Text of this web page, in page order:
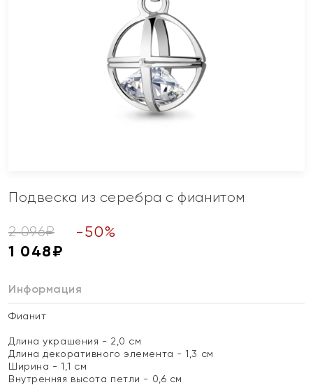
Подвеска из серебра с фианитом
2 096₽ -50%
1 048₽
Информация
Фианит
Длина украшения - 2,0 см
Длина декоративного элемента - 1,3 см
Ширина - 1,1 см
Внутренняя высота петли - 0,6 см